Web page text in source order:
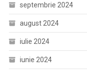
septembrie 2024
august 2024
iulie 2024
iunie 2024